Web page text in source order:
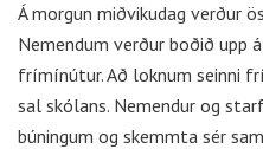
Á morgun miðvikudag verður
Nemendum verður boðið
frímínútur. Að loknum seinni
sal skólans. Nemendur og
búningum og skemmta sér